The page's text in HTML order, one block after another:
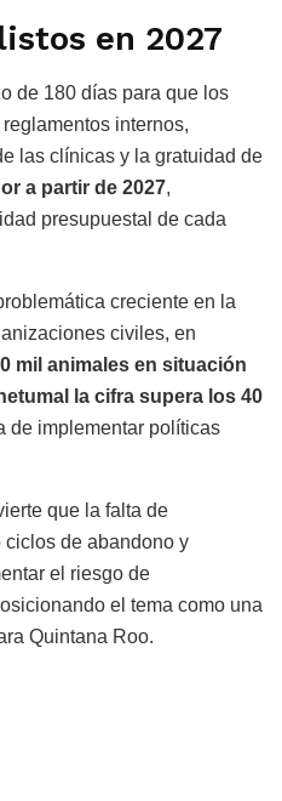
en 2027
de 180 días para que los
internos,
las clínicas y la gratuidad de
a partir de 2027,
presupuestal de cada
creciente en la
civiles, en
mil animales en situación
la cifra supera los 40
de implementar políticas
que la falta de
de abandono y
el riesgo de
el tema como una
Quintana Roo.